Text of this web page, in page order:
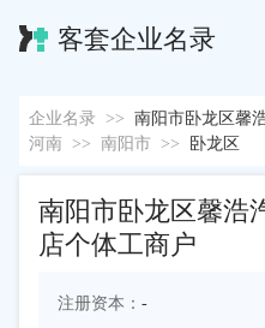
客套企业名录
企业名录 >> 南阳市卧龙区馨
河南 >> 南阳市 >> 卧龙区
南阳市卧龙区馨浩
店个体工商户
注册资本： -